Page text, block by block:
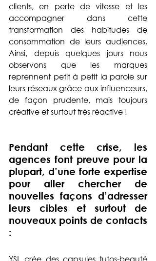
clients, en perte de vitesse et les
accompagner dans cette
transformation des habitudes de
consommation de leurs audiences.
Ainsi, depuis quelques jours nous
observons que les marques
reprennent petit à petit la parole sur
leurs réseaux grâce aux influenceurs,
de façon prudente, mais toujours
créative et surtout très réactive !
Pendant cette crise, les
agences font preuve pour la
plupart, d’une forte expertise
pour aller chercher de
nouvelles façons d’adresser
leurs cibles et surtout de
nouveaux points de contacts
:
YSL crée des capsules tutos-beauté